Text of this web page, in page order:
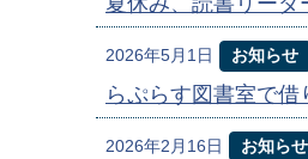
2026年5月1日 お知らせ
らぷらす図書室で
2026年2月16日 お知らせ